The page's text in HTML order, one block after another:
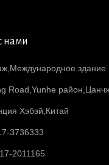
нами
здание
Road,Yunhe
Хэбэй,Китай
3736333
2011165